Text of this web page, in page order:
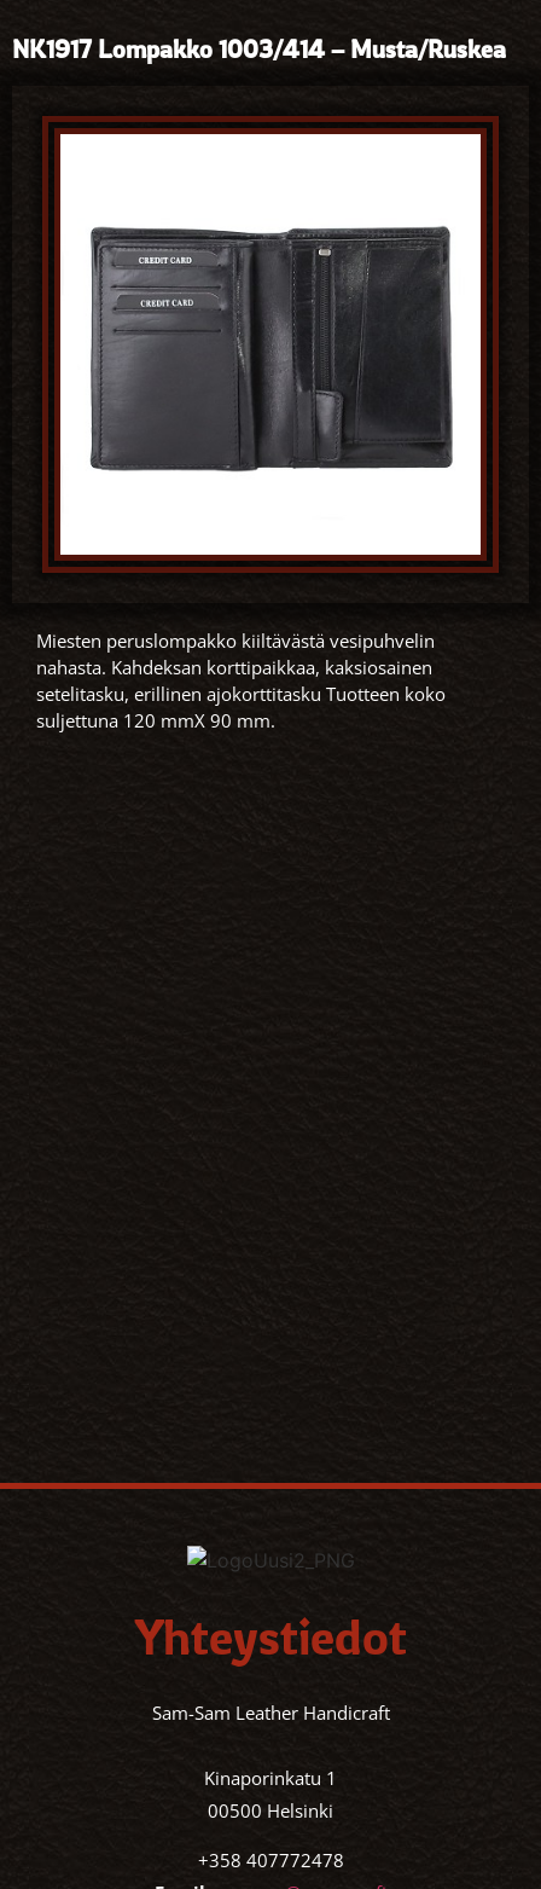
NK1917 Lompakko 1003/414 – Musta/Ruskea
Miesten peruslompakko kiiltävästä vesipuhvelin
nahasta. Kahdeksan korttipaikkaa, kaksiosainen
setelitasku, erillinen ajokorttitasku Tuotteen koko
suljettuna 120 mmX 90 mm.
Yhteystiedot
Sam-Sam Leather Handicraft
Kinaporinkatu 1
00500 Helsinki
+358 407772478